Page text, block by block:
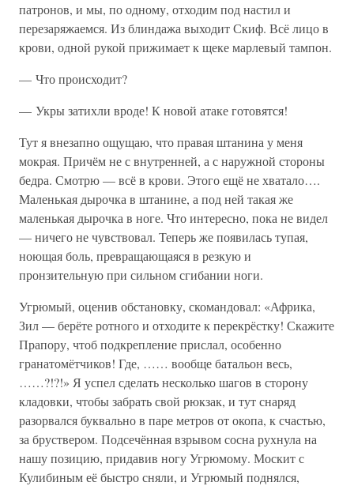
патронов, и мы, по одному, отходим под настил и
перезаряжаемся. Из блиндажа выходит Скиф. Всё лицо в
крови, одной рукой прижимает к щеке марлевый тампон.
— Что происходит?
— Укры затихли вроде! К новой атаке готовятся!
Тут я внезапно ощущаю, что правая штанина у меня
мокрая. Причём не с внутренней, а с наружной стороны
бедра. Смотрю — всё в крови. Этого ещё не хватало….
Маленькая дырочка в штанине, а под ней такая же
маленькая дырочка в ноге. Что интересно, пока не видел
— ничего не чувствовал. Теперь же появилась тупая,
ноющая боль, превращающаяся в резкую и
пронзительную при сильном сгибании ноги.
Угрюмый, оценив обстановку, скомандовал: «Африка,
Зил — берёте ротного и отходите к перекрёстку! Скажите
Прапору, чтоб подкрепление прислал, особенно
гранатомётчиков! Где, …… вообще батальон весь,
……?!?!» Я успел сделать несколько шагов в сторону
кладовки, чтобы забрать свой рюкзак, и тут снаряд
разорвался буквально в паре метров от окопа, к счастью,
за бруствером. Подсечённая взрывом сосна рухнула на
нашу позицию, придавив ногу Угрюмому. Москит с
Кулибиным её быстро сняли, и Угрюмый поднялся,